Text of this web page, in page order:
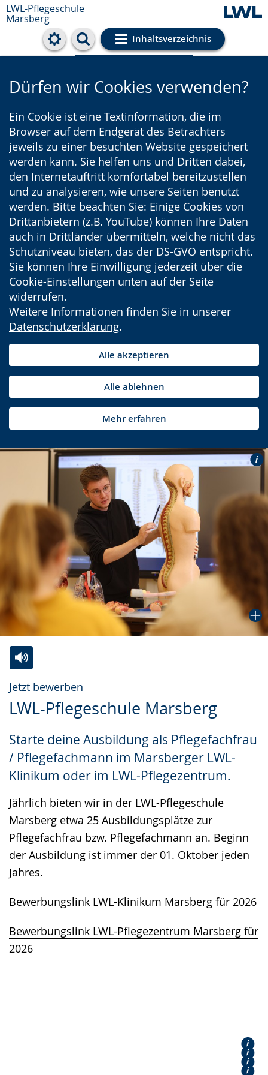
LWL-Pflegeschule
Marsberg
Inhaltsverzeichnis
Cookie-Einstellungen
Dürfen wir Cookies verwenden?
Ein Cookie ist eine Textinformation, die im
Browser auf dem Endgerät des Betrachters
jeweils zu einer besuchten Website gespeichert
werden kann. Sie helfen uns und Dritten dabei,
den Internetauftritt komfortabel bereitzustellen
und zu analysieren, wie unsere Seiten benutzt
werden. Bitte beachten Sie: Einige Cookies von
Drittanbietern (z.B. YouTube) können Ihre Daten
auch in Drittländer übermitteln, welche nicht das
Schutzniveau bieten, das der DS-GVO entspricht.
Sie können Ihre Einwilligung jederzeit über die
Cookie-Einstellungen unten auf der Seite
widerrufen.
Weitere Informationen finden Sie in unserer
Datenschutzerklärung.
Alle akzeptieren
Alle ablehnen
Mehr erfahren
Jetzt bewerben
LWL-Pflegeschule Marsberg
Starte deine Ausbildung als Pflegefachfrau
/ Pflegefachmann im Marsberger LWL-
Klinikum oder im LWL-Pflegezentrum.
Jährlich bieten wir in der LWL-Pflegeschule
Marsberg etwa 25 Ausbildungsplätze zur
Pflegefachfrau bzw. Pflegefachmann an. Beginn
der Ausbildung ist immer der 01. Oktober jeden
Jahres.
Bewerbungslink LWL-Klinikum Marsberg für 2026
Bewerbungslink LWL-Pflegezentrum Marsberg für
2026
Leichten
Sprache
Audio-
Unterstützung.
Video
in
Gebärdensprache
wird
angezeigt.